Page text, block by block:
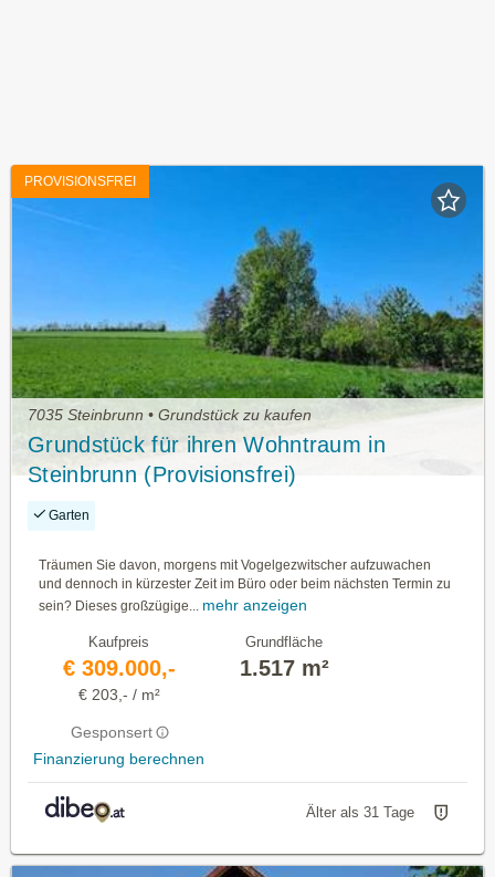
PROVISIONSFREI
7035 Steinbrunn • Grundstück zu kaufen
Grundstück für ihren Wohntraum in
Steinbrunn (Provisionsfrei)
Garten
Träumen Sie davon, morgens mit Vogelgezwitscher aufzuwachen
und dennoch in kürzester Zeit im Büro oder beim nächsten Termin zu
sein? Dieses großzügige...
mehr anzeigen
Kaufpreis
€ 309.000,-
€ 203,- / m²
Gesponsert
Finanzierung berechnen
Grundfläche
1.517 m²
Älter als 31 Tage